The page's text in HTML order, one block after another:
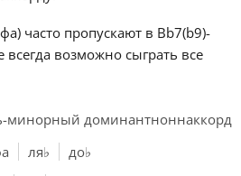
часто пропускают в Bb7(b9)-
всегда возможно сыграть все
минорный доминантноннаккорд
ля♭ до♭